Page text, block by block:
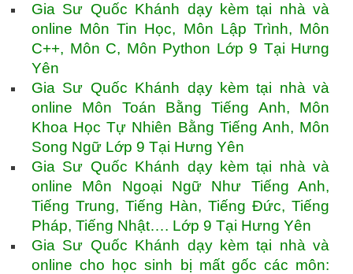
Gia Sư Quốc Khánh dạy kèm tại nhà và
online Môn Tin Học, Môn Lập Trình, Môn
C++, Môn C, Môn Python Lớp 9 Tại Hưng
Yên
Gia Sư Quốc Khánh dạy kèm tại nhà và
online Môn Toán Bằng Tiếng Anh, Môn
Khoa Học Tự Nhiên Bằng Tiếng Anh, Môn
Song Ngữ Lớp 9 Tại Hưng Yên
Gia Sư Quốc Khánh dạy kèm tại nhà và
online Môn Ngoại Ngữ Như Tiếng Anh,
Tiếng Trung, Tiếng Hàn, Tiếng Đức, Tiếng
Pháp, Tiếng Nhật…. Lớp 9 Tại Hưng Yên
Gia Sư Quốc Khánh dạy kèm tại nhà và
online cho học sinh bị mất gốc các môn: